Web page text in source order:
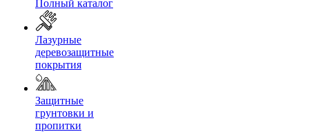
Полный каталог
Лазурные
деревозащитные
покрытия
Защитные
грунтовки и
пропитки